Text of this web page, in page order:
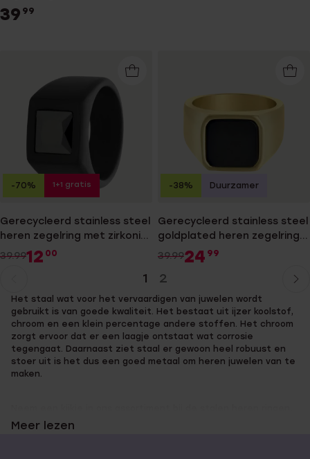
39 99
Gerecycleerd stainless steel
heren zegelring met zirkonia
zwart
39.9912 00
-70% 1+1 gratis
Gerecycleerd stainless steel
goldplated heren zegelring
met black agate
39.9924 99
-38% Duurzamer
pagina
1 2
naar
pagina
Het staal wat voor het vervaardigen van juwelen wordt
gebruikt is van goede kwaliteit. Het bestaat uit ijzer koolstof,
chroom en een klein percentage andere stoffen. Het chroom
zorgt ervoor dat er een laagje ontstaat wat corrosie
tegengaat. Daarnaast ziet staal er gewoon heel robuust en
stoer uit is het dus een goed metaal om heren juwelen van te
maken.
maar let op: wel de goede maat kiezen, want staal is zo sterk
Meer lezen